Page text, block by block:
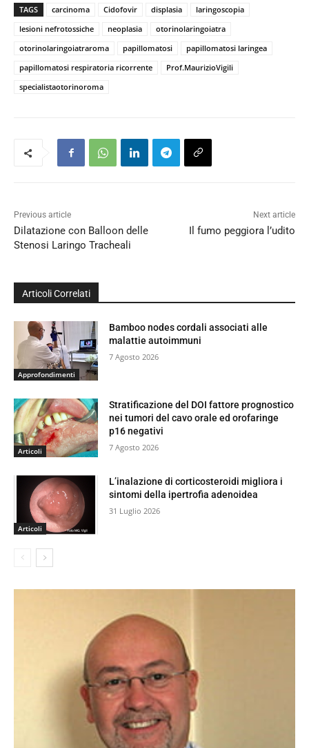
TAGS carcinoma Cidofovir displasia
laringoscopia
lesioni nefrotossiche
neoplasia
otorinolaringoiatra
otorinolaringoiatraroma
papillomatosi
papillomatosi laringea
papillomatosi respiratoria ricorrente
Prof.MaurizioVigili
specialistaotorinoroma
Previous article
Dilatazione con Balloon delle
Stenosi Laringo Tracheali
Next article
Il fumo peggiora l’udito
Articoli Correlati
Approfondimenti
Bamboo nodes cordali associati alle
malattie autoimmuni
7 Agosto 2026
Articoli
Stratificazione del DOI fattore prognostico
nei tumori del cavo orale ed orofaringe
p16 negativi
7 Agosto 2026
Articoli
L’inalazione di corticosteroidi migliora i
sintomi della ipertrofia adenoidea
31 Luglio 2026